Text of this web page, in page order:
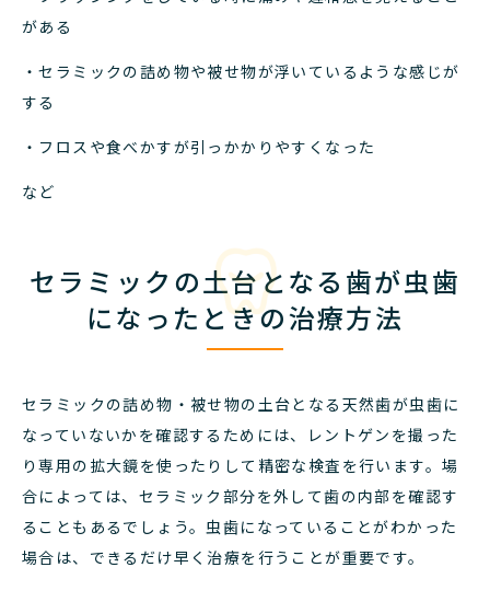
がある
・セラミックの詰め物や被せ物が浮いているような感じが
する
・フロスや食べかすが引っかかりやすくなった
など
セラミックの土台となる歯が虫歯
になったときの治療方法
セラミックの詰め物・被せ物の土台となる天然歯が虫歯に
なっていないかを確認するためには、レントゲンを撮った
り専用の拡大鏡を使ったりして精密な検査を行います。 場
合によっては、セラミック部分を外して歯の内部を確認す
ることもあるでしょう。虫歯になっていることがわかった
場合は、できるだけ早く治療を行うことが重要です。